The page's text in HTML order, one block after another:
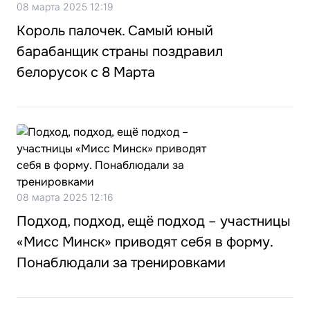
08 марта 2025 12:19
Король палочек. Самый юный
барабанщик страны поздравил
белорусок с 8 Марта
08 марта 2025 12:16
Подход, подход, ещё подход – участницы
«Мисс Минск» приводят себя в форму.
Понаблюдали за тренировками